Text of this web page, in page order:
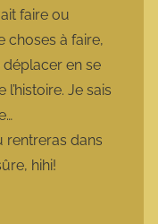
faire ou
choses à faire,
déplacer en se
Je sais
rentreras dans
hihi!